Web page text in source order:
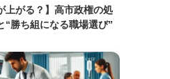
上がる？】高市政権の処
“勝ち組になる職場選び”